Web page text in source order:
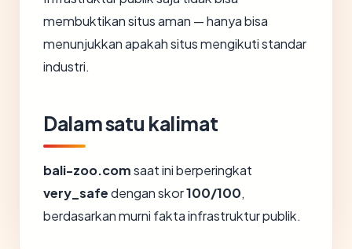
membuktikan situs aman — hanya bisa
menunjukkan apakah situs mengikuti standar
industri.
Dalam satu kalimat
bali-zoo.comsaat ini berperingkat
very_safedengan skor100/100,
berdasarkan murni fakta infrastruktur publik.